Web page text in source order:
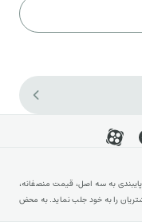
به سه اصل، قیمت منصفانه،
را به خود جلب نماید. به محض
تسلاکالا مثل یک نمایشگاه فنی با